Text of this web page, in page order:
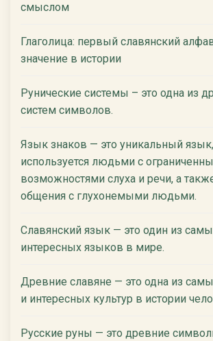
смыслом
Глаголица: первый славянский
значение в истории
Рунические системы – это одна из
систем символов.
Язык знаков — это уникальный
используется людьми с
возможностями слуха и речи, а
общения с глухонемыми людьми.
Славянский язык — это один из
интересных языков в мире.
Древние славяне — это одна из
и интересных культур в истории
Русские руны — это древние